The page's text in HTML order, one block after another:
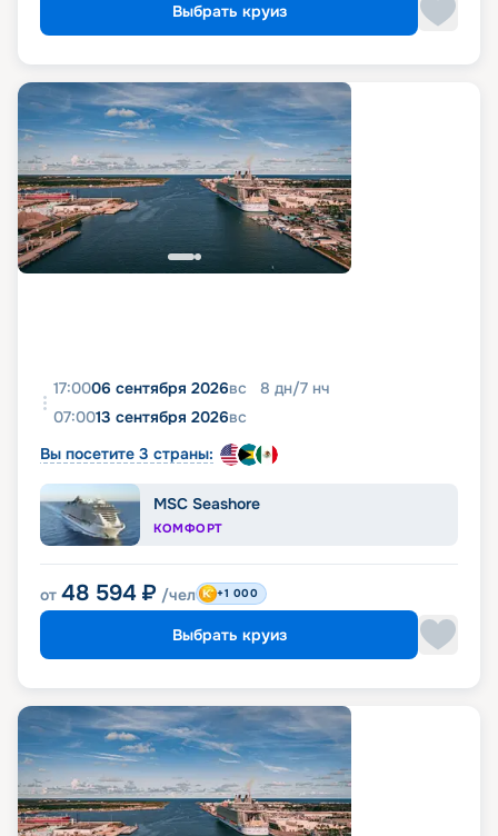
Выбрать круиз
17:0006 сентября 2026вс 8 дн/7 нч
07:0013 сентября 2026вс
Вы посетите 3 страны:
MSC Seashore
КОМФОРТ
от 48 594 ₽ /чел +1 000
Выбрать круиз